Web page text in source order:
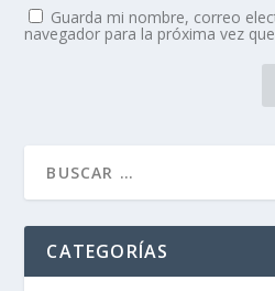
Guarda mi nombre, correo
navegador para la próxima vez
CATEGORÍAS